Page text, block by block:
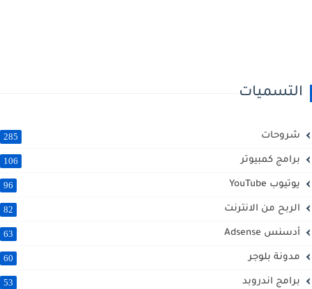
التسميات
شروحات 285
برامج كمبيوتر 106
يوتيوب YouTube 96
الربح من الانترنت 82
أدسنس Adsense 63
مدونة بلوجر 60
برامج اندروبد 53